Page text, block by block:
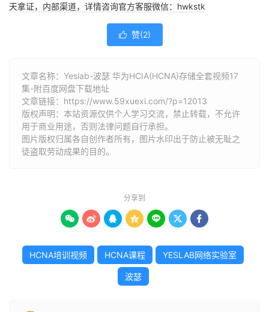
天拿证，内部渠道，详情咨询官方客服微信：hwkstk
 赞(2)
文章名称：Yeslab-波瑟 华为HCIA(HCNA)存储全套视频17
集-附百度网盘下载地址
文章链接： https://www.59xuexi.com/?p=12013
版权声明：本站资源仅供个人学习交流，禁止转载，不允许
用于商业用途，否则法律问题自行承担。
图片版权归属各自创作者所有，图片水印出于防止被无耻之
徒盗取劳动成果的目的。
分享到
      
HCNA培训视频 HCNA课程 YESLAB网络实验室
波瑟